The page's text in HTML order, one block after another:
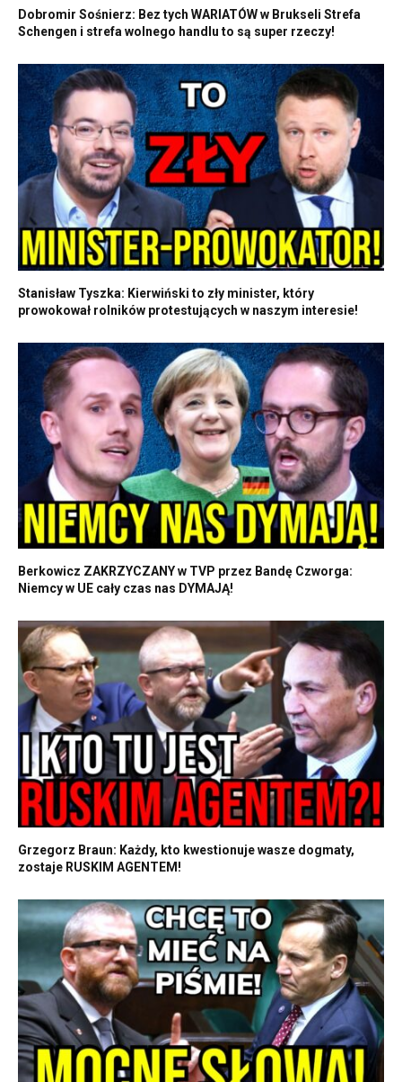
Dobromir Sośnierz: Bez tych WARIATÓW w Brukseli Strefa
Schengen i strefa wolnego handlu to są super rzeczy!
Stanisław Tyszka: Kierwiński to zły minister, który
prowokował rolników protestujących w naszym interesie!
Berkowicz ZAKRZYCZANY w TVP przez Bandę Czworga:
Niemcy w UE cały czas nas DYMAJĄ!
Grzegorz Braun: Każdy, kto kwestionuje wasze dogmaty,
zostaje RUSKIM AGENTEM!